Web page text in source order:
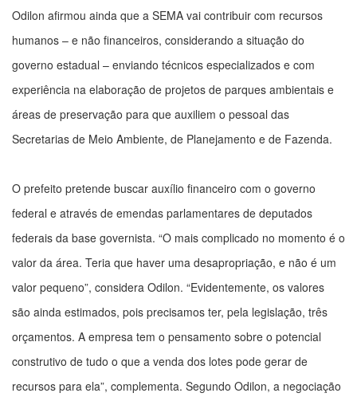
Odilon afirmou ainda que a SEMA vai contribuir com recursos
humanos – e não financeiros, considerando a situação do
governo estadual – enviando técnicos especializados e com
experiência na elaboração de projetos de parques ambientais e
áreas de preservação para que auxiliem o pessoal das
Secretarias de Meio Ambiente, de Planejamento e de Fazenda.
O prefeito pretende buscar auxílio financeiro com o governo
federal e através de emendas parlamentares de deputados
federais da base governista. “O mais complicado no momento é o
valor da área. Teria que haver uma desapropriação, e não é um
valor pequeno”, considera Odilon. “Evidentemente, os valores
são ainda estimados, pois precisamos ter, pela legislação, três
orçamentos. A empresa tem o pensamento sobre o potencial
construtivo de tudo o que a venda dos lotes pode gerar de
recursos para ela”, complementa. Segundo Odilon, a negociação